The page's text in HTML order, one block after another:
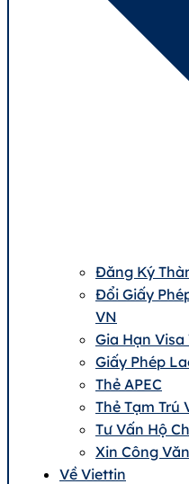
Đăng Ký
Đổi Giấy
VN
Gia Hạn
Giấy Phép
Thẻ APEC
Thẻ Tạm Trú
Tư Vấn Hộ
Xin Công
Về Viettin